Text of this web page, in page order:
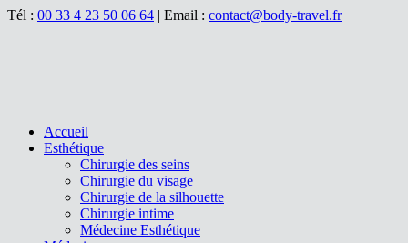
Tél : 00 33 4 23 50 06 64 | Email : contact@body-travel.fr
Accueil
Esthétique
Chirurgie des seins
Chirurgie du visage
Chirurgie de la silhouette
Chirurgie intime
Médecine Esthétique